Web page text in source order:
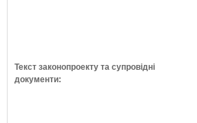
Текст законопроекту та супровідні
документи: